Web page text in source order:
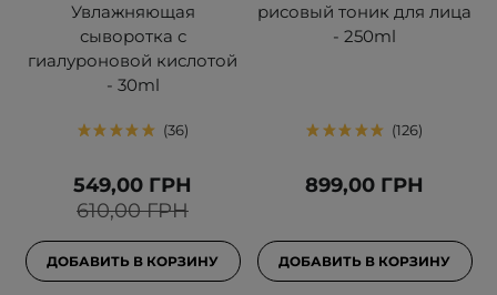
Увлажняющая
сыворотка с
гиалуроновой кислотой
- 30ml
36
610,00 ГРН
549,00 ГРН
ДОБАВИТЬ В КОРЗИНУ
рисовый тоник для лица
- 250ml
126
899,00 ГРН
ДОБАВИТЬ В КОРЗИНУ